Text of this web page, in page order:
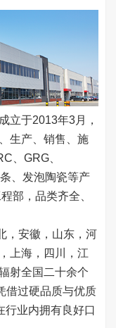
成立于2013年3月，
生产、销售、施
、GRG、
、发泡陶瓷等产
部，品类齐全、
安徽，山东，河
上海，四川，江
射全国二十余个
借过硬品质与优质
行业内拥有良好口